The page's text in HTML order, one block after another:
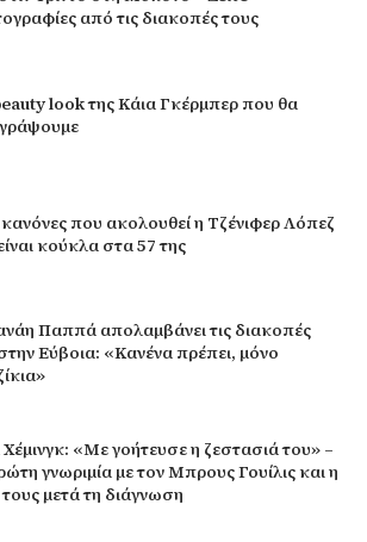
από τις διακοπές τους
look της Κάια Γκέρμπερ που θα
κανόνες που ακολουθεί η Τζένιφερ Λόπεζ
κούκλα στα 57 της
Παππά απολαμβάνει τις διακοπές
Εύβοια: «Κανένα πρέπει, μόνο
«Με γοήτευσε η ζεστασιά του» –
γνωριμία με τον Μπρους Γουίλις και η
μετά τη διάγνωση